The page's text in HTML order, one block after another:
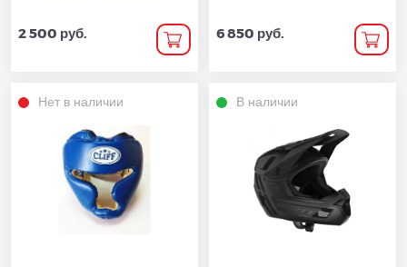
2 500 руб. 6 850 руб.
Нет в наличии В наличии